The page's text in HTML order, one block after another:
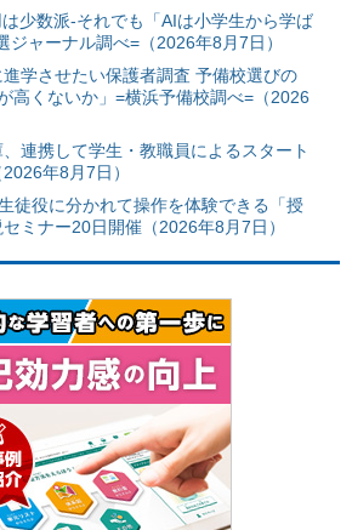
少数派-それでも「AIは小学生から学ば
ジャーナル調べ=（2026年8月7日）
学させたい保護者調査 予備校選びの
高くないか」=横浜予備校調べ=（2026
連携して学生・教職員によるスタート
年8月7日）
徒役に分かれて操作を体験できる「授
ミナー20日開催（2026年8月7日）